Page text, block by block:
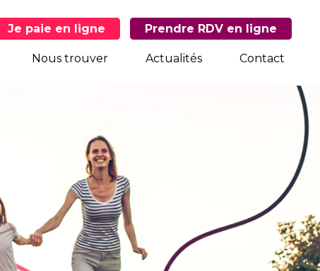
Je paie en ligne Prendre RDV en ligne
Nous trouver Actualités Contact